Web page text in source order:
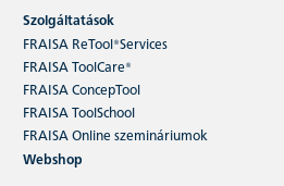
Szolgáltatások
FRAISA ReTool®Services
FRAISA ToolCare®
FRAISA ConcepTool
FRAISA ToolSchool
FRAISA Online szemináriumok
Webshop